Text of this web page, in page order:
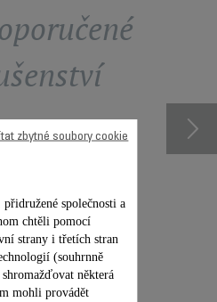
společnosti a
chtěli pomocí
strany i třetích stran
(souhrnně
některá
mohli provádět
zbytné soubory cookie